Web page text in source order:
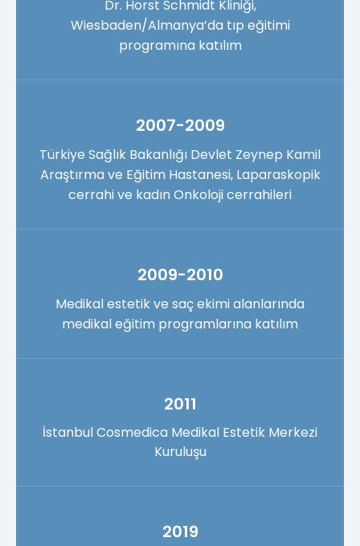
Dr. Horst Schmidt Kliniği,
Wiesbaden/Almanya’da tıp eğitimi
programına katılım
2007-2009
Türkiye Sağlık Bakanlığı Devlet Zeynep Kamil
Araştırma ve Eğitim Hastanesi, Laparaskopik
cerrahi ve kadın Onkoloji cerrahileri
2009-2010
Medikal estetik ve saç ekimi alanlarında
medikal eğitim programlarına katılım
2011
İstanbul Cosmedica Medikal Estetik Merkezi
Kuruluşu
2019